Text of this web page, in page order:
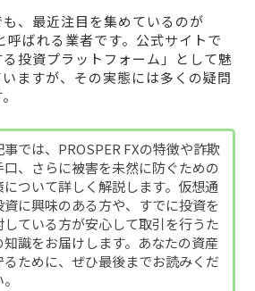
、最近注目を集めているのが
呼ばれる業者です。公式サイトで
投資プラットフォーム」として魅
ますが、その実態には多くの疑問
事では、PROSPER FXの特徴や詐欺
口、さらに被害を未然に防ぐための
について詳しく解説します。仮想通
資に興味のある方や、すでに投資を
している方が安心して取引を行うた
知識をお届けします。あなたの資産
るために、ぜひ最後までお読みくだ